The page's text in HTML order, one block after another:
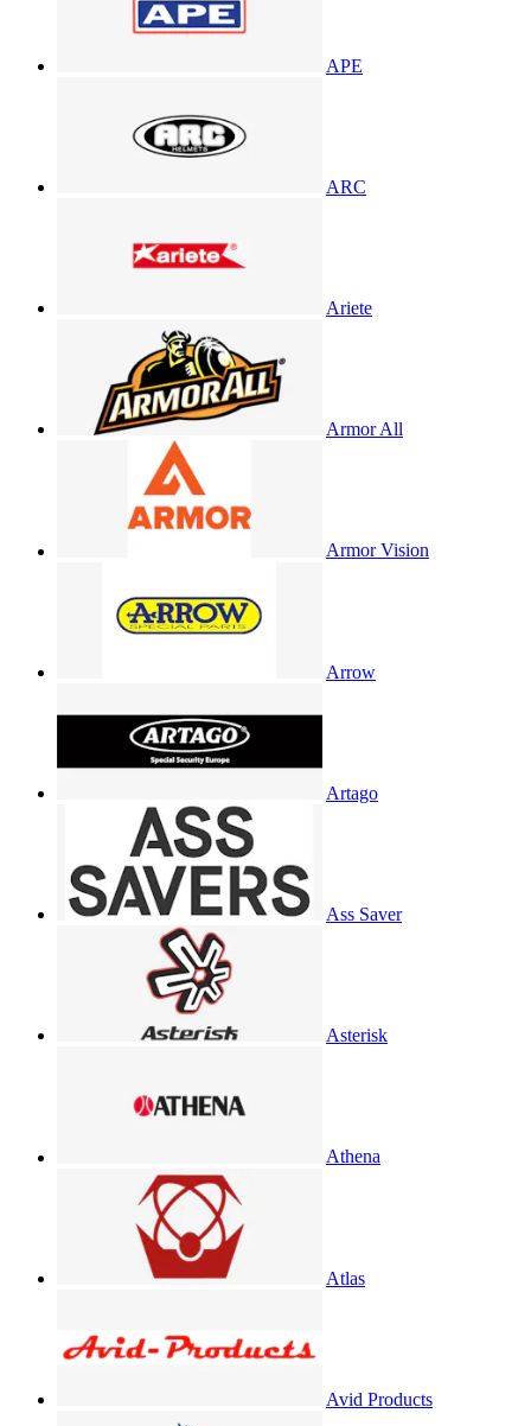
APE
ARC
Ariete
Armor All
Armor Vision
Arrow
Artago
Ass Saver
Asterisk
Athena
Atlas
Avid Products